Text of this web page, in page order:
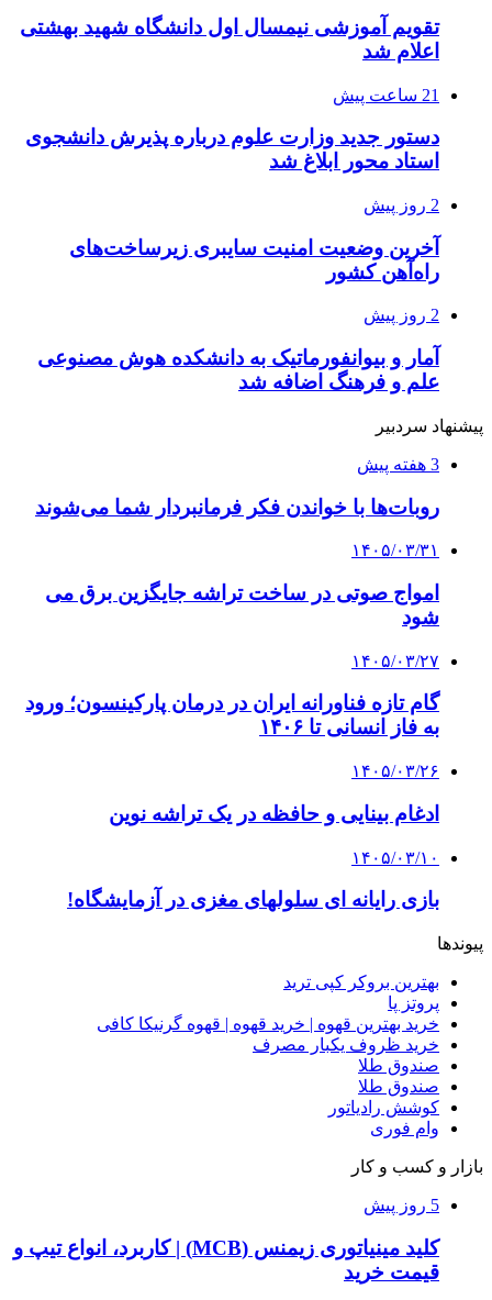
تقویم آموزشی نیمسال اول دانشگاه شهید بهشتی
اعلام شد
21 ساعت پیش
دستور جدید وزارت علوم درباره پذیرش دانشجوی
استاد محور ابلاغ شد
2 روز پیش
آخرین وضعیت امنیت سایبری زیرساخت‌های
راه‌آهن کشور
2 روز پیش
آمار و بیوانفورماتیک به دانشکده هوش مصنوعی
علم و فرهنگ اضافه شد
پیشنهاد سردبیر
3 هفته پیش
روبات‌ها با خواندن فکر فرمانبردار شما می‌شوند
۱۴۰۵/۰۳/۳۱
امواج صوتی در ساخت تراشه جایگزین برق می
شود
۱۴۰۵/۰۳/۲۷
گام تازه فناورانه ایران در درمان پارکینسون؛ ورود
به فاز انسانی تا ۱۴۰۶
۱۴۰۵/۰۳/۲۶
ادغام بینایی و حافظه در یک تراشه نوین
۱۴۰۵/۰۳/۱۰
بازی رایانه ای سلولهای مغزی در آزمایشگاه!
پیوندها
بهترین بروکر کپی ترید
پروتز پا
خرید بهترین قهوه | خرید قهوه | قهوه گرنیکا کافی
خرید ظروف یکبار مصرف
صندوق طلا
صندوق طلا
کوشش رادیاتور
وام فوری
بازار و کسب و کار
5 روز پیش
کلید مینیاتوری زیمنس (MCB) | کاربرد، انواع تیپ و
قیمت خرید